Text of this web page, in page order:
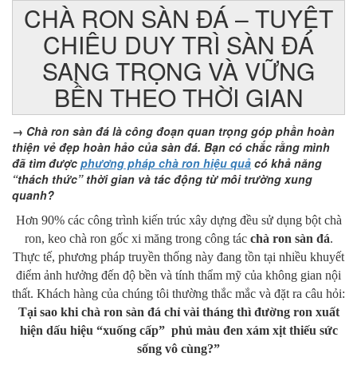
CHÀ RON SÀN ĐÁ – TUYỆT
CHIÊU DUY TRÌ SÀN ĐÁ
SANG TRỌNG VÀ VỮNG
BỀN THEO THỜI GIAN
→ Chà ron sàn đá là công đoạn quan trọng góp phần hoàn
thiện vẻ đẹp hoàn hảo của sàn đá. Bạn có chắc rằng mình
đã tìm được phương pháp chà ron hiệu quả có khả năng
“thách thức” thời gian và tác động từ môi trường xung
quanh?
Hơn 90% các công trình kiến trúc xây dựng đều sử dụng bột chà
ron, keo chà ron gốc xi măng trong công tác chà ron sàn đá.
Thực tế, phương pháp truyền thống này đang tồn tại nhiều khuyết
điểm ảnh hưởng đến độ bền và tính thẩm mỹ của không gian nội
thất. Khách hàng của chúng tôi thường thắc mắc và đặt ra câu hỏi:
Tại sao khi chà ron sàn đá chỉ vài tháng thì đường ron xuất
hiện dấu hiệu “xuống cấp” phủ màu đen xám xịt thiếu sức
sống vô cùng?”